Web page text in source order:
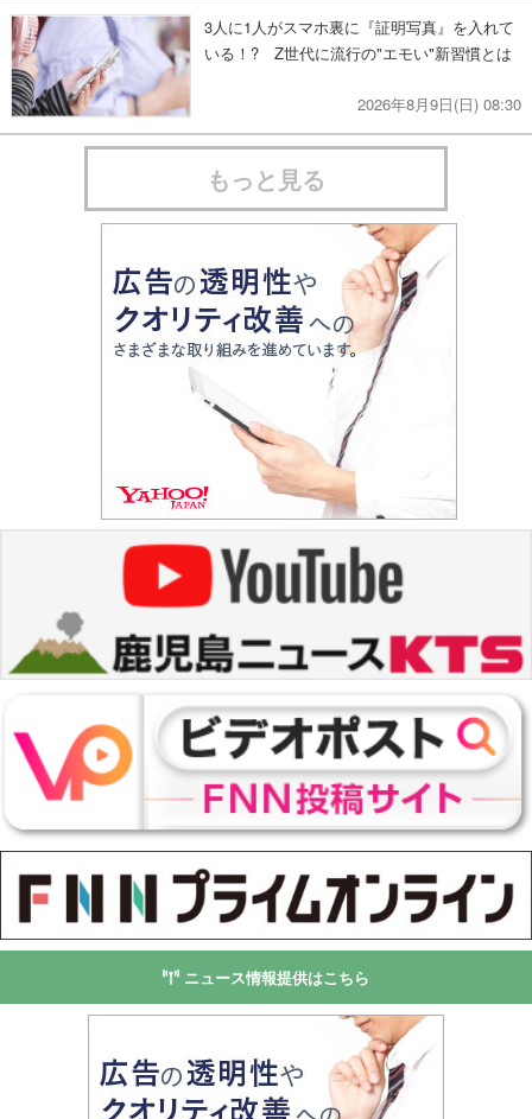
3人に1人がスマホ裏に『証明写真』を入れて
いる！? Z世代に流行の"エモい"新習慣とは
2026年8月9日(日) 08:30
もっと見る
ニュース情報提供はこちら